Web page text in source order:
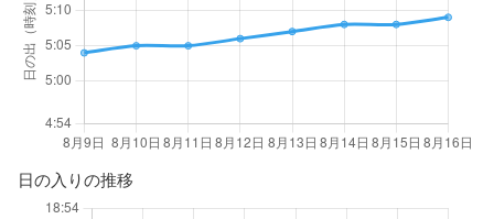
日の入りの推移